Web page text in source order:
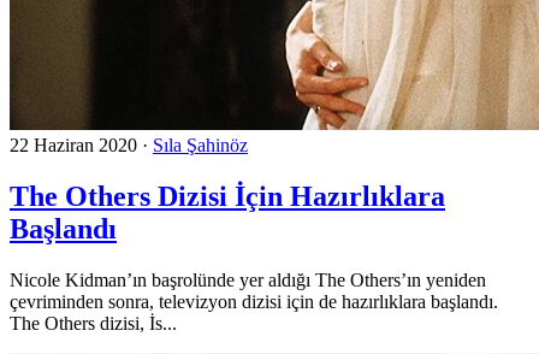
22 Haziran 2020 · Sıla Şahinöz
The Others Dizisi İçin Hazırlıklara
Başlandı
Nicole Kidman’ın başrolünde yer aldığı The Others’ın yeniden
çevriminden sonra, televizyon dizisi için de hazırlıklara başlandı.
The Others dizisi, İs...